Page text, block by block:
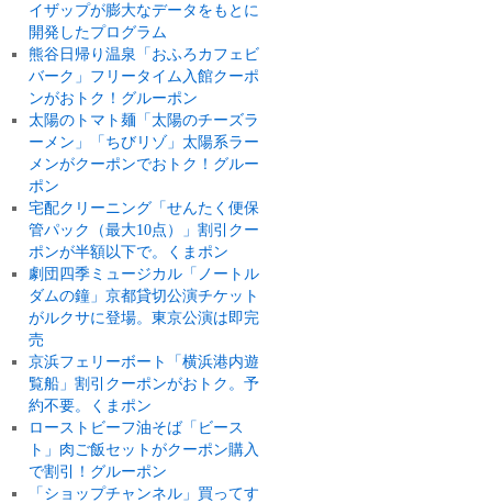
イザップが膨大なデータをもとに
開発したプログラム
熊谷日帰り温泉「おふろカフェビ
バーク」フリータイム入館クーポ
ンがおトク！グルーポン
太陽のトマト麺「太陽のチーズラ
ーメン」「ちびリゾ」太陽系ラー
メンがクーポンでおトク！グルー
ポン
宅配クリーニング「せんたく便保
管パック（最大10点）」割引クー
ポンが半額以下で。くまポン
劇団四季ミュージカル「ノートル
ダムの鐘」京都貸切公演チケット
がルクサに登場。東京公演は即完
売
京浜フェリーボート「横浜港内遊
覧船」割引クーポンがおトク。予
約不要。くまポン
ローストビーフ油そば「ビース
ト」肉ご飯セットがクーポン購入
で割引！グルーポン
「ショップチャンネル」買ってす